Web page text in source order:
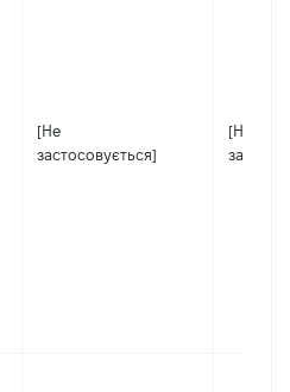
[Не
застосовується]
[Не